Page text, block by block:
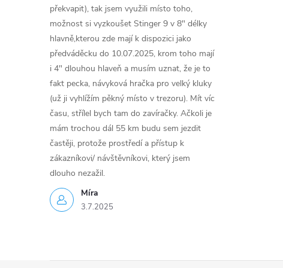
Míra
3.7.2025
překvapit), tak jsem využili místo toho,
možnost si vyzkoušet Stinger 9 v 8" délky
hlavně,kterou zde mají k dispozici jako
předváděcku do 10.07.2025, krom toho mají
i 4" dlouhou hlaveň a musím uznat, že je to
fakt pecka, návyková hračka pro velký kluky
(už ji vyhlížím pěkný místo v trezoru). Mít víc
času, střílel bych tam do zavíračky. Ačkoli je
mám trochou dál 55 km budu sem jezdit
častěji, protože prostředí a přístup k
zákazníkovi/ návštěvníkovi, který jsem
dlouho nezažil.